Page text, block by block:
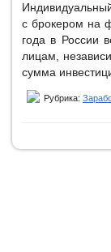
с брокером на
года в России
лицам,
сумма
Рубрика: